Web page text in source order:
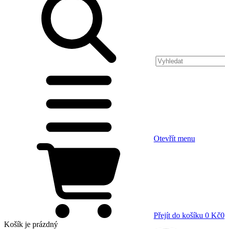
Otevřít menu
Přejít do košíku 0 Kč0
Košík je prázdný